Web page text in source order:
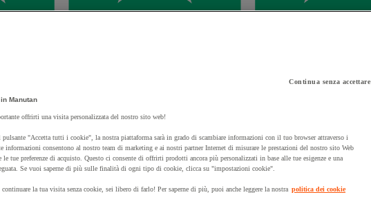
Continua senza accettare
Manutan
offrirti una visita personalizzata del nostro sito web!
pulsante "Accetta tutti i cookie", la nostra piattaforma sarà in grado di scambiare informazioni con il tuo browser attraverso i
informazioni consentono al nostro team di marketing e ai nostri partner Internet di misurare le prestazioni del nostro sito Web
le tue preferenze di acquisto. Questo ci consente di offrirti prodotti ancora più personalizzati in base alle tue esigenze e una
Se vuoi saperne di più sulle finalità di ogni tipo di cookie, clicca su "impostazioni cookie".
la tua visita senza cookie, sei libero di farlo! Per saperne di più, puoi anche leggere la nostra politica dei cookie